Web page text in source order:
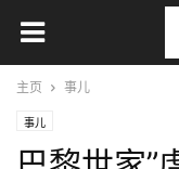
主页 事儿
事儿